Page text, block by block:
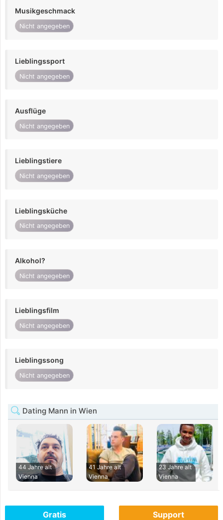
Musikgeschmack
Nicht angegeben
Lieblingssport
Nicht angegeben
Ausflüge
Nicht angegeben
Lieblingstiere
Nicht angegeben
Lieblingsküche
Nicht angegeben
Alkohol?
Nicht angegeben
Lieblingsfilm
Nicht angegeben
Lieblingssong
Nicht angegeben
Dating Mann in Wien
44 Jahre alt
Vienna
41 Jahre alt
Vienna
23 Jahre alt
Vienna
Gratis Support